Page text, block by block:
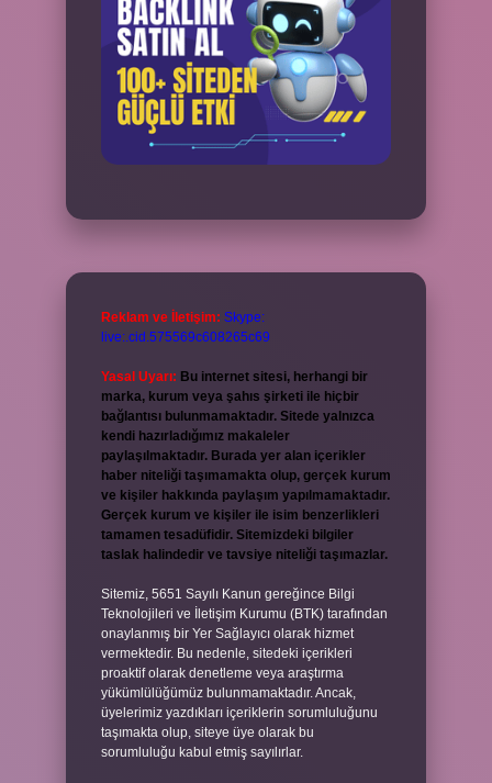
Reklam ve İletişim: Skype:
live:.cid.575569c608265c69
Yasal Uyarı: Bu internet sitesi, herhangi bir
marka, kurum veya şahıs şirketi ile hiçbir
bağlantısı bulunmamaktadır. Sitede yalnızca
kendi hazırladığımız makaleler
paylaşılmaktadır. Burada yer alan içerikler
haber niteliği taşımamakta olup, gerçek kurum
ve kişiler hakkında paylaşım yapılmamaktadır.
Gerçek kurum ve kişiler ile isim benzerlikleri
tamamen tesadüfidir. Sitemizdeki bilgiler
taslak halindedir ve tavsiye niteliği taşımazlar.
Sitemiz, 5651 Sayılı Kanun gereğince Bilgi
Teknolojileri ve İletişim Kurumu (BTK) tarafından
onaylanmış bir Yer Sağlayıcı olarak hizmet
vermektedir. Bu nedenle, sitedeki içerikleri
proaktif olarak denetleme veya araştırma
yükümlülüğümüz bulunmamaktadır. Ancak,
üyelerimiz yazdıkları içeriklerin sorumluluğunu
taşımakta olup, siteye üye olarak bu
sorumluluğu kabul etmiş sayılırlar.